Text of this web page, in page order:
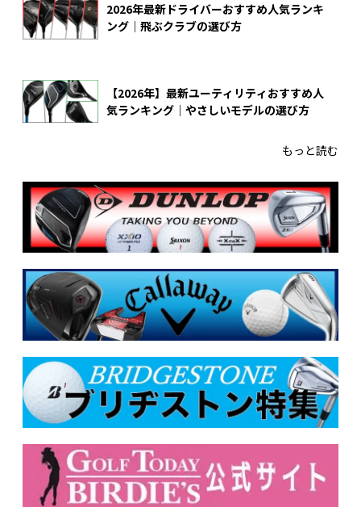
2026年最新ドライバーおすすめ人気ランキ
ング｜飛ぶクラブの選び方
【2026年】最新ユーティリティおすすめ人
気ランキング｜やさしいモデルの選び方
もっと読む